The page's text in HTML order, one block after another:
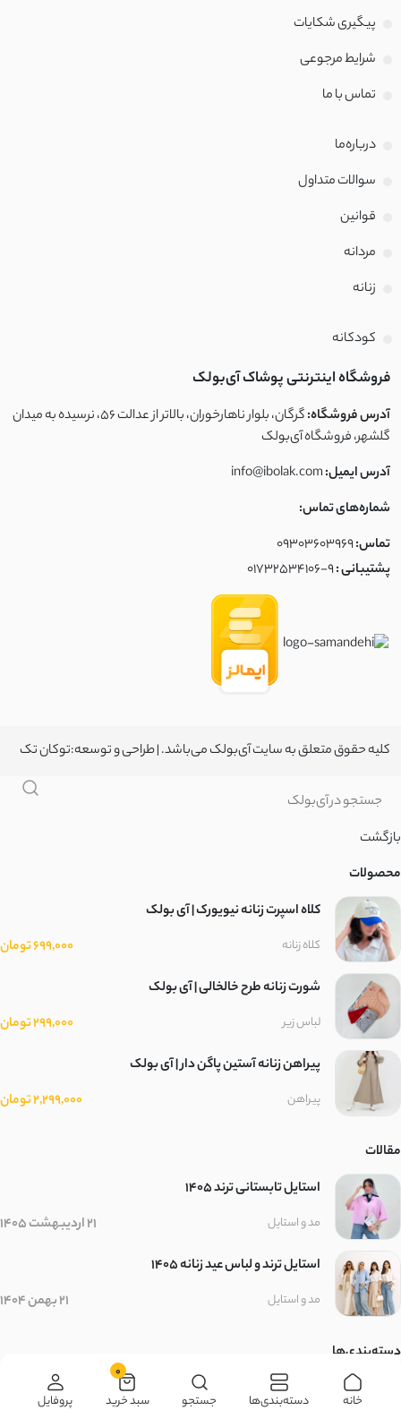
نخ تنسل
شمعی
کتان لینن
بافت
نخ و پنبه ضخیم
مخمل کبریتی
ضدآب دارای آستر
بافت کبریتی
سلانیک
مموری ضد آب
حوله ای
دورس فیتیله
پیگیری شکایات
شرایط مرجوعی
تماس با‌ ما
درباره‌ما
سوالات متداول
قوانین
مردانه
زنانه
کودکانه
فروشگاه اینترنتی پوشاک آی‌بولک
آدرس فروشگاه:
گرگان، بلوار ناهارخوران، بالاتر از عدالت ۵۶، نرسیده به میدان
گلشهر، فروشگاه آی‌بولک
آدرس ایمیل:info@ibolak.com
شماره‌های تماس:
تماس:09303603969
پشتیبانی :01732534106-9
کلیه حقوق متعلق به سایت آی‌بولک می‌باشد. | طراحی و توسعه:توکان تک
خانه دسته‌بندی‌ها جستجو
0
سبد خرید پروفایل
بازگشت
محصولات
کلاه اسپرت زنانه نیویورک | آی بولک
کلاه زنانه
699,000 تومان
شورت زنانه طرح خالخالی | آی بولک
لباس زیر
299,000 تومان
پیراهن زنانه آستین پاگن دار | آی بولک
پیراهن 2,299,000 تومان
مقالات
استایل تابستانی ترند ۱۴۰۵
مد و استایل
21 اردیبهشت 1405
استایل ترند و لباس عید زنانه 1405
مد و استایل 21 بهمن 1404
دسته‌بندی‌ها
مردانه بچگانه سایر محصولات